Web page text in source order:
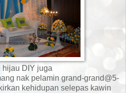
hijau DIY juga
nak pelamin grand-grand@5-
kehidupan selepas kawin